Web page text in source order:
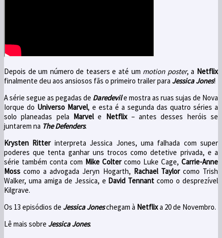
Depois de um número de teasers e até um motion poster, a Netflix
finalmente deu aos ansiosos fãs o primeiro trailer para Jessica Jones!
A série segue as pegadas de Daredevile mostra as ruas sujas de Nova
Iorque do Universo Marvel, e esta é a segunda das quatro séries a
solo planeadas pela Marvele Netflix– antes desses heróis se
juntarem na The Defenders.
Krysten Ritterinterpreta Jessica Jones, uma falhada com super
poderes que tenta ganhar uns trocos como detetive privada, e a
série também conta com Mike Coltercomo Luke Cage, Carrie-Anne
Moss como a advogada Jeryn Hogarth, Rachael Taylorcomo Trish
Walker, uma amiga de Jessica, e David Tennant como o desprezível
Kilgrave.
Os 13 episódios de Jessica Joneschegam à Netflixa 20 de Novembro.
Lê mais sobre Jessica Jones.